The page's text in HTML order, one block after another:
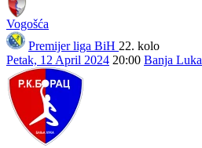
Vogošća
Premijer liga BiH 22. kolo
Petak, 12 April 2024 20:00 Banja Luka